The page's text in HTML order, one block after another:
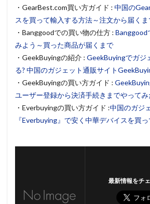
・GearBest.com買い方ガイド : 中国の
スを買って輸入する方法～注文から届くま
・Banggoodでの買い物の仕方 : Banggood
みよう～買った商品が届くまで
・GeekBuyingの紹介 : GeekBuyingでガジ
る? 中国のガジェット通販サイト
・GeekBuyingの買い方ガイド :
ユーザー登録から決済手続きまでやってみ
・Everbuyingの買い方ガイド :中国のガジ
『Everbuying』で安く中華デバイスを買っ
最新情報をチ